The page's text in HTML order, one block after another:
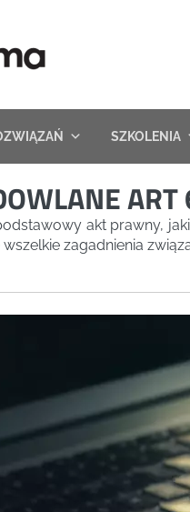
SZKOLENIA
akt prawny,
zagadnienia